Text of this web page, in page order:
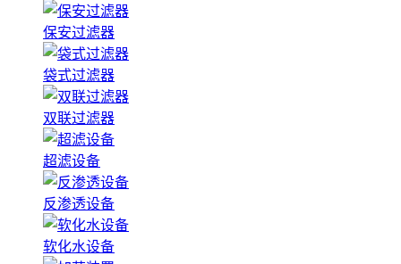
保安过滤器
袋式过滤器
双联过滤器
超滤设备
反渗透设备
软化水设备